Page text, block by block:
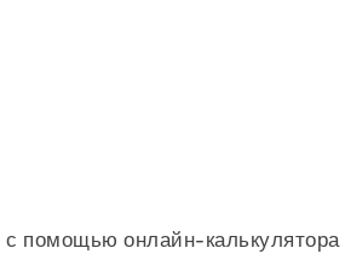
помощью онлайн-калькулятора